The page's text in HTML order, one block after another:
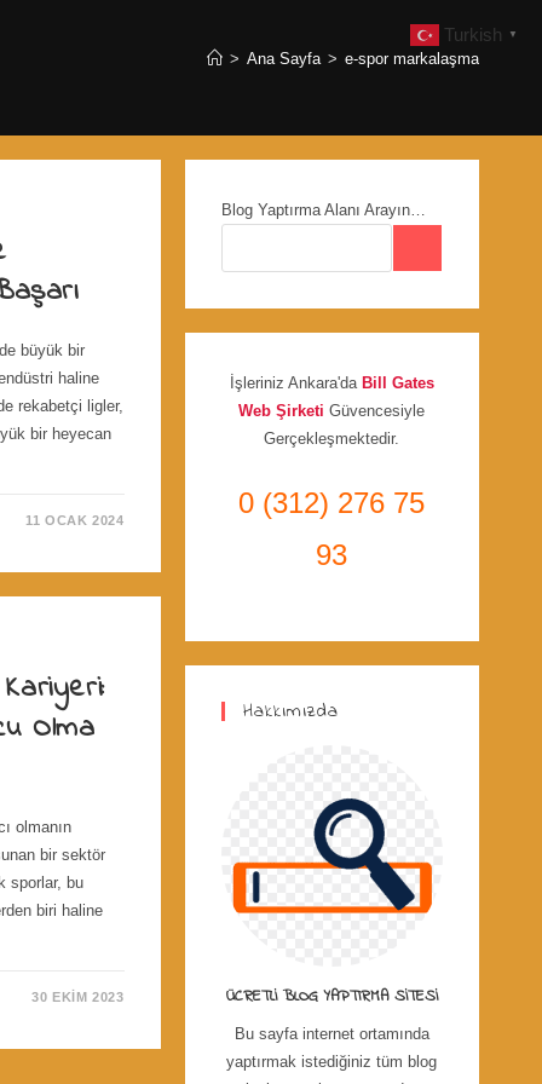
> Ana Sayfa > e-spor markalaşma
büyük bir
haline
rekabetçi ligler,
bir heyecan
11 OCAK 2024
Olma
olmanın
bir sektör
sporlar, bu
biri haline
30 EKIM 2023
Blog Yaptırma Alanı Arayın…
İşleriniz Ankara'da Bill Gates
Web ŞirketiGüvencesiyle
Gerçekleşmektedir.
0 (312) 276 75
93
Hakkımızda
ÜCRETLI BLOG YAPTIRMA SITESI
Bu sayfa internet ortamında
yaptırmak istediğiniz tüm blog
Turkish ▼